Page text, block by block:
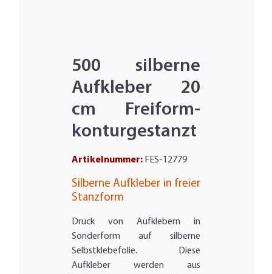
500 silberne
Aufkleber 20
cm Freiform-
konturgestanzt
Artikelnummer: FES-12779
Silberne Aufkleber in freier
Stanzform
Druck von Aufklebern in
Sonderform auf silberne
Selbstklebefolie. Diese
Aufkleber werden aus